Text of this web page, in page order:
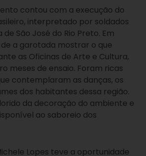
contou com a execução do
interpretado por soldados
São José do Rio Preto. Em
de a garotada mostrar o que
as Oficinas de Arte e Cultura,
meses de ensaio. Foram ricas
contemplaram as danças, os
dos habitantes dessa região.
da decoração do ambiente e
ao saboreio dos
Lopes teve a oportunidade